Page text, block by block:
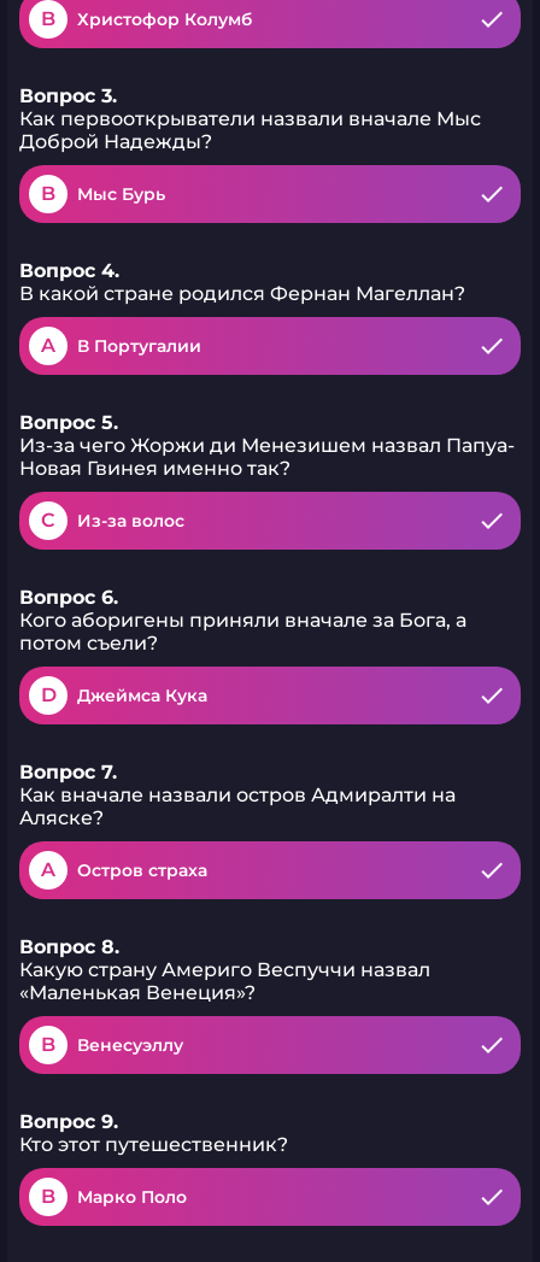
B Христофор Колумб
Вопрос 3.
Как первооткрыватели назвали вначале Мыс
Доброй Надежды?
B Мыс Бурь
Вопрос 4.
В какой стране родился Фернан Магеллан?
A В Португалии
Вопрос 5.
Из-за чего Жоржи ди Менезишем назвал Папуа-
Новая Гвинея именно так?
C Из-за волос
Вопрос 6.
Кого аборигены приняли вначале за Бога, а
потом съели?
D Джеймса Кука
Вопрос 7.
Как вначале назвали остров Адмиралти на
Аляске?
A Остров страха
Вопрос 8.
Какую страну Америго Веспуччи назвал
«Маленькая Венеция»?
B Венесуэллу
Вопрос 9.
Кто этот путешественник?
B Марко Поло